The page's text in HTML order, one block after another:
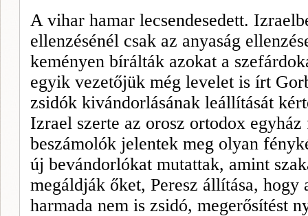
A vihar hamar lecsendesedett.
ellenzésénél csak az anyaság
keményen bírálták azokat a
egyik vezetőjük még levelet is írt
zsidók kivándorlásának leállítását
Izrael szerte az orosz ortodox
beszámolók jelentek meg olyan
új bevándorló­kat mutattak, amint
megáld­ják őket, Peresz állítása,
harmada nem is zsidó, megerősítést